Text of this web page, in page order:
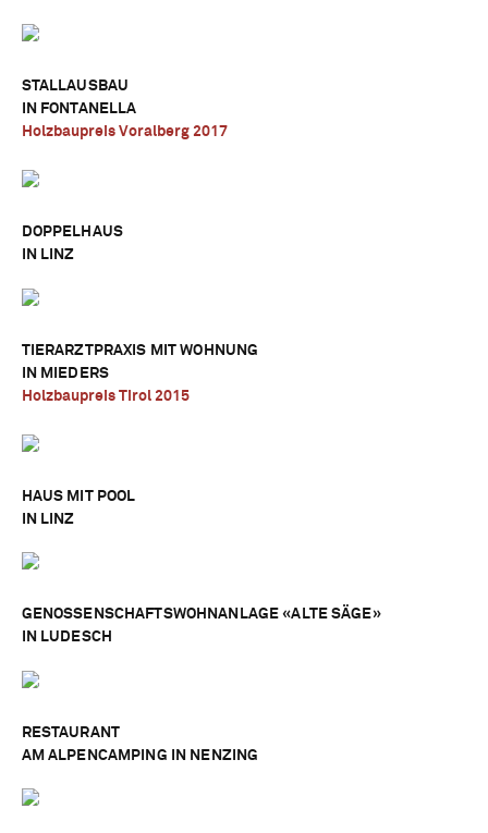
STALLAUSBAU
IN FONTANELLA
Holzbaupreis Voralberg 2017
DOPPELHAUS
IN LINZ
TIERARZTPRAXIS MIT WOHNUNG
IN MIEDERS
Holzbaupreis Tirol 2015
HAUS MIT POOL
IN LINZ
GENOSSENSCHAFTSWOHNANLAGE «ALTE SÄGE»
IN LUDESCH
RESTAURANT
AM ALPENCAMPING IN NENZING